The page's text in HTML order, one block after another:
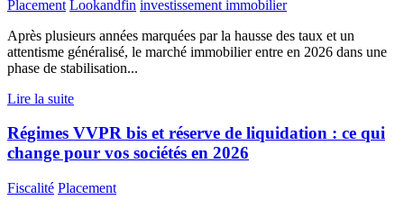
Placement Lookandfin investissement immobilier
Après plusieurs années marquées par la hausse des taux et un
attentisme généralisé, le marché immobilier entre en 2026 dans une
phase de stabilisation...
Lire la suite
Régimes VVPR bis et réserve de liquidation : ce qui
change pour vos sociétés en 2026
Fiscalité Placement